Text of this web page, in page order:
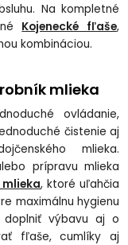
Na kompletné
Kojenecké fľaše,
kombináciou.
mlieka
ovládanie,
čistenie aj
mlieka.
prípravu mlieka
mlieka, ktoré uľahčia
maximálnu hygienu
doplniť výbavu aj o
fľaše, cumlíky aj